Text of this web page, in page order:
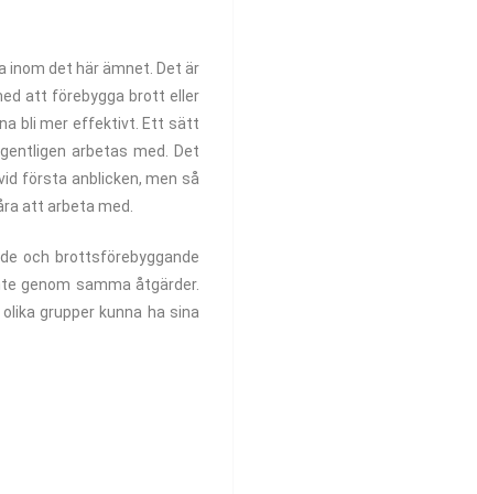
det här ämnet. Det är
att förebygga brott eller
bli mer effektivt. Ett sätt
arbetas med. Det
första anblicken, men så
att arbeta med.
och brottsförebyggande
genom samma åtgärder.
grupper kunna ha sina